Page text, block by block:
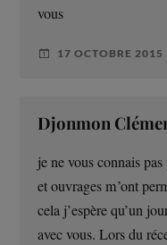
vous
17 OCTOBRE 2015
Djonmon
je ne vous connais
et ouvrages m’ont
cela j’espère qu’un
avec vous. Lors du